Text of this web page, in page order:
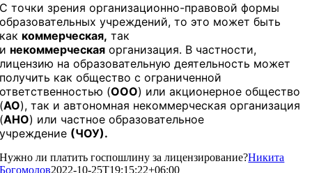
С точки зрения организационно-правовой формы
образовательных учреждений, то это может быть
как коммерческая, так
и некоммерческая организация. В частности,
лицензию на образовательную деятельность может
получить как общество с ограниченной
ответственностью (ООО) или акционерное общество
(АО), так и автономная некоммерческая организация
(АНО) или частное образовательное
учреждение (ЧОУ).
Нужно ли платить госпошлину за лицензирование?Никита
Богомолов2022-10-25T19:15:22+06:00